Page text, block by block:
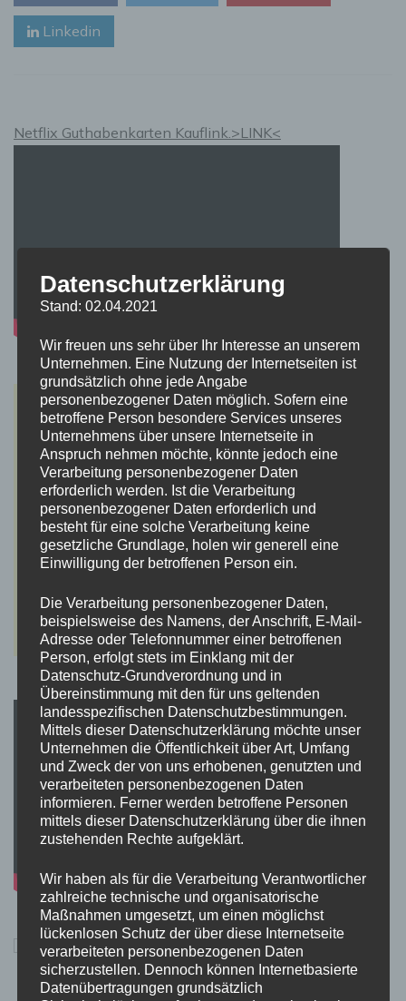
SEO-
Linkedin
Netflix Guthabenkarten Kauflink.>LINK<
Datenschutzerklärung
Stand: 02.04.2021
Wir freuen uns sehr über Ihr Interesse an unserem
Unternehmen. Eine Nutzung der Internetseiten ist
grundsätzlich ohne jede Angabe
personenbezogener Daten möglich. Sofern eine
betroffene Person besondere Services unseres
Unternehmens über unsere Internetseite in
Anspruch nehmen möchte, könnte jedoch eine
Verarbeitung personenbezogener Daten
erforderlich werden. Ist die Verarbeitung
personenbezogener Daten erforderlich und
besteht für eine solche Verarbeitung keine
gesetzliche Grundlage, holen wir generell eine
Einwilligung der betroffenen Person ein.
Die Verarbeitung personenbezogener Daten,
beispielsweise des Namens, der Anschrift, E-Mail-
Adresse oder Telefonnummer einer betroffenen
Person, erfolgt stets im Einklang mit der
Datenschutz-Grundverordnung und in
Übereinstimmung mit den für uns geltenden
landesspezifischen Datenschutzbestimmungen.
Mittels dieser Datenschutzerklärung möchte unser
Unternehmen die Öffentlichkeit über Art, Umfang
und Zweck der von uns erhobenen, genutzten und
verarbeiteten personenbezogenen Daten
informieren. Ferner werden betroffene Personen
mittels dieser Datenschutzerklärung über die ihnen
zustehenden Rechte aufgeklärt.
Wir haben als für die Verarbeitung Verantwortlicher
zahlreiche technische und organisatorische
Maßnahmen umgesetzt, um einen möglichst
lückenlosen Schutz der über diese Internetseite
verarbeiteten personenbezogenen Daten
sicherzustellen. Dennoch können Internetbasierte
Datenübertragungen grundsätzlich